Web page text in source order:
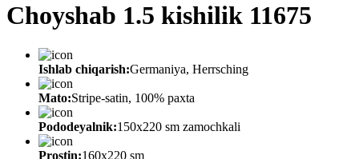
Choyshab 1.5 kishilik 11675
Ishlab chiqarish:Germaniya, Herrsching
Mato:Stripe-satin, 100% paxta
Pododeyalnik:150х220 sm zamochkali
Prostin:160х220 sm